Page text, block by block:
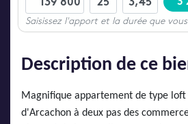
Description de ce
Magnifique appartement de type
d'Arcachon à deux pas des